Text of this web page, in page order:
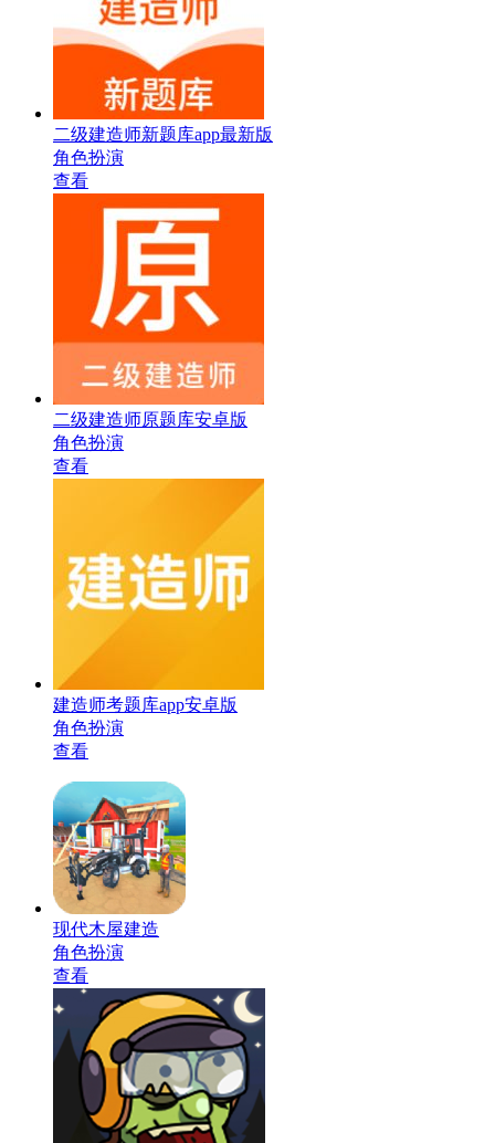
二级建造师新题库app最新版
角色扮演
查看
二级建造师原题库安卓版
角色扮演
查看
建造师考题库app安卓版
角色扮演
查看
现代木屋建造
角色扮演
查看